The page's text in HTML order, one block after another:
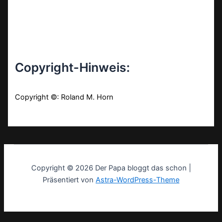
Copyright-Hinweis:
Copyright ©: Roland M. Horn
Copyright © 2026 Der Papa bloggt das schon |
Präsentiert von Astra-WordPress-Theme